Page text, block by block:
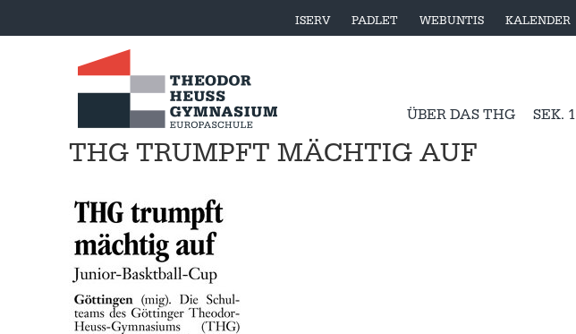
ISERV PADLET WEBUNTIS KALENDER
ÜBER DAS THG SEK. 1
THG TRUMPFT MÄCHTIG AUF